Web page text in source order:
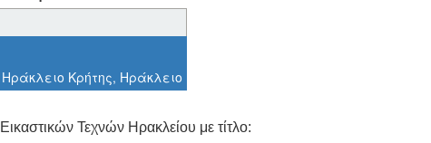
Κρήτης, Ηράκλειο
Τεχνών Ηρακλείου με τίτλο: